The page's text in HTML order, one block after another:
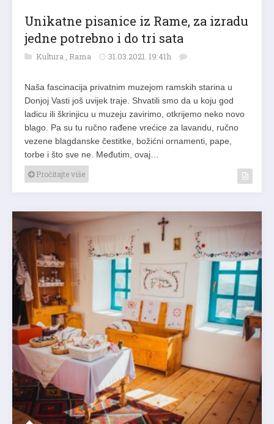
Unikatne pisanice iz Rame, za izradu
jedne potrebno i do tri sata
Kultura Rama 31.03.2021. 19:41h
Naša fascinacija privatnim muzejom ramskih starina u
Donjoj Vasti još uvijek traje. Shvatili smo da u koju god
ladicu ili škrinjicu u muzeju zavirimo, otkrijemo neko novo
blago. Pa su tu ručno rađene vrećice za lavandu, ručno
vezene blagdanske čestitke, božićni ornamenti, pape,
torbe i što sve ne. Međutim, ovaj…
Pročitajte više